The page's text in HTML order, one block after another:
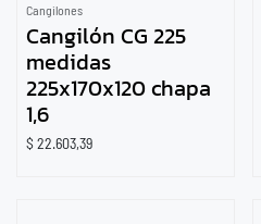
Cangilones
Cangilón CG 225
medidas
225x170x120 chapa
1,6
$22.603,39